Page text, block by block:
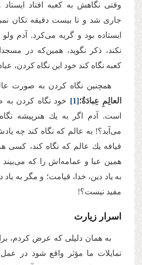
وقتى نگاهش به كعبه افتاد
جارى شد و تا بیست دقیقه تكان
ایستاده بود و گریه مى‌‌كرد. آدم ولو
نكند، ذكر نگوید، همین‌که در
كعبه نگاه كند خود این نگاه كردن،
همچنین نگاه کردن به صورت
العالِمِ عِبادَةٌ؛[1] خود نگاه كردن
است. آدم اگر به یك هنرپیشه
مى‌‌آید؟! به عالم كه نگاه كند چه
قیافه یك عالم که نگاه كند، كسى
همین عبا و عمامه‌‌اش را كه مى‌‌بیند
به یاد دین، خدا، قیامت؛ و مگر به یاد
مفید نیست؟!
اسرار زیارت
به همان دلیلى كه عرض كردم،
تمایلات ما مؤثر واقع شود در عمل